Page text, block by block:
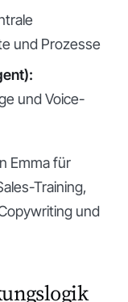
und Prozesse
und Voice-
Emma für
Training,
und